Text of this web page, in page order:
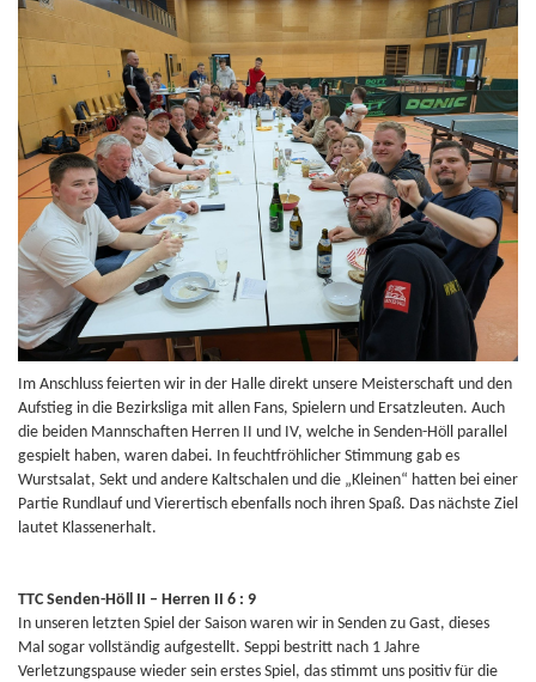
Im Anschluss feierten wir in der Halle direkt unsere Meisterschaft und den
Aufstieg in die Bezirksliga mit allen Fans, Spielern und Ersatzleuten. Auch
die beiden Mannschaften Herren II und IV, welche in Senden-Höll parallel
gespielt haben, waren dabei. In feuchtfröhlicher Stimmung gab es
Wurstsalat, Sekt und andere Kaltschalen und die „Kleinen“ hatten bei einer
Partie Rundlauf und Vierertisch ebenfalls noch ihren Spaß. Das nächste Ziel
lautet Klassenerhalt.
TTC Senden-Höll II – Herren II 6 : 9
In unseren letzten Spiel der Saison waren wir in Senden zu Gast, dieses
Mal sogar vollständig aufgestellt. Seppi bestritt nach 1 Jahre
Verletzungspause wieder sein erstes Spiel, das stimmt uns positiv für die